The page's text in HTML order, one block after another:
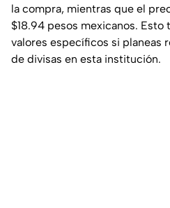
la compra, mientras que el
$18.94 pesos mexicanos.
valores específicos si planeas
de divisas en esta institución.